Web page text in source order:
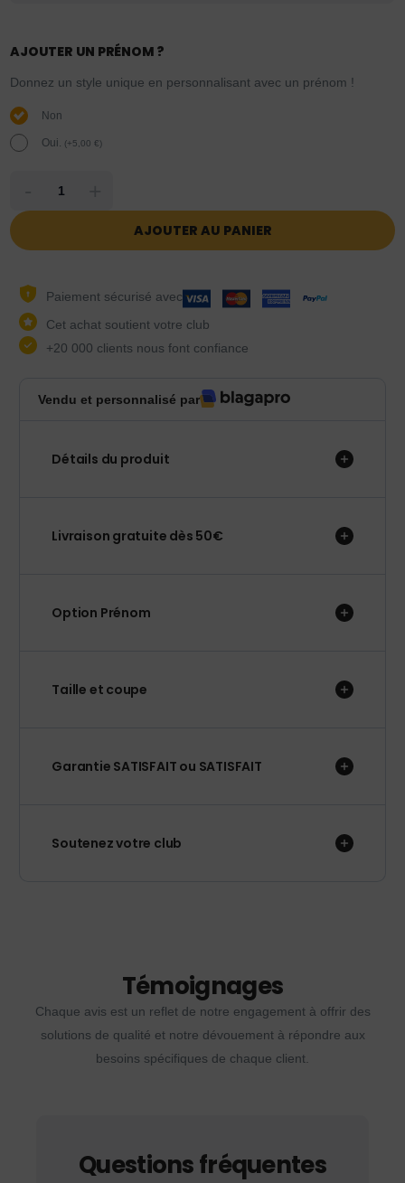
AJOUTER UN PRÉNOM ?
Donnez un style unique en personnalisant avec un prénom !
Non
Oui. (+5,00€)
AJOUTER AU PANIER
Paiement sécurisé avec
Cet achat soutient votre club
+20 000 clients nous font confiance
Vendu et personnalisé par
Détails du produit
Livraison gratuite dès 50€
Option Prénom
Taille et coupe
Garantie SATISFAIT ou SATISFAIT
Soutenez votre club
Témoignages
Chaque avis est un reflet de notre engagement à offrir des
solutions de qualité et notre dévouement à répondre aux
besoins spécifiques de chaque client.
Questions fréquentes